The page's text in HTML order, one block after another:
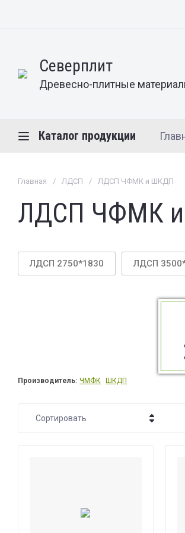
Северплит
Древесно-плитные
Каталог продукции
Главная / ЛДСП / ЛДСП ЧФМК и ШКДП
ЛДСП ЧФМК
ЛДСП 2750*1830 ЛДСП
Производитель: ЧМФК ШКДП
Сортировать
Название - А-Я